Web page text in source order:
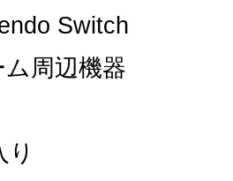
Switch
周辺機器